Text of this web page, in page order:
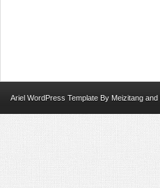
Ariel WordPress Template By Meizitang and